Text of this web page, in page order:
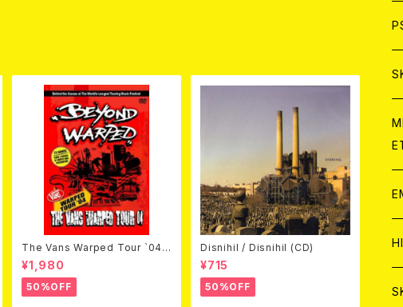
The Vans Warped Tour `04
Beyond Warped (国内盤DVD)
¥1,980
50%OFF
Disnihil / Disnihil (CD)
¥715
50%OFF